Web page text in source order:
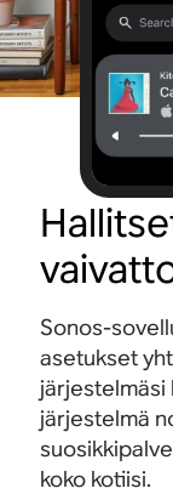
Sonos-
asetukset
järjestelmäsi
järjestelmä
koko kotiisi.